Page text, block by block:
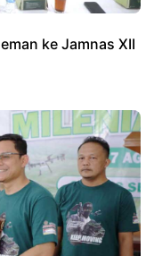
ke Jamnas XII